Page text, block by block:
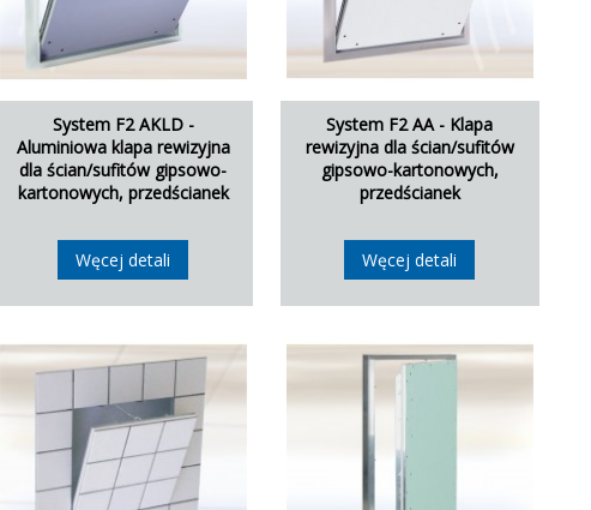
System F2 AKLD -
Aluminiowa klapa rewizyjna
dla ścian/sufitów gipsowo-
kartonowych, przedścianek
Węcej detali
System F2 AA - Klapa
rewizyjna dla ścian/sufitów
gipsowo-kartonowych,
przedścianek
Węcej detali